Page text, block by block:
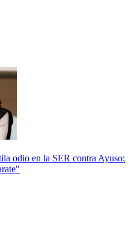
odio en la SER contra Ayuso: